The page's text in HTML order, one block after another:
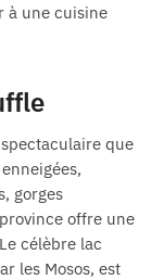
à une cuisine
que
gorges
offre une
célèbre lac
les Mosos, est